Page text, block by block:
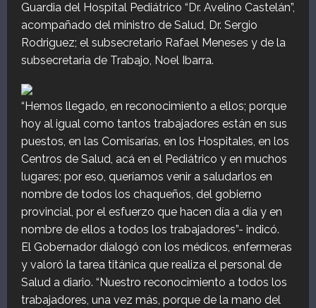
Guardia del Hospital Pediátrico “Dr. Avelino Castelán”,
acompañado del ministro de Salud, Dr. Sergio
Rodriguez; el subsecretario Rafael Meneses y de la
subsecretaria de Trabajo, Noel Ibarra.
“Hemos llegado, en reconocimiento a ellos; porque
hoy al igual como tantos trabajadores están en sus
puestos, en las Comisarías, en los Hospitales, en los
Centros de Salud, acá en el Pediátrico y en muchos
lugares; por eso, queríamos venir a saludarlos en
nombre de todos los chaqueños, del gobierno
provincial, por el esfuerzo que hacen día a día y en
nombre de ellos a todos los trabajadores”- indicó.
El Gobernador dialogó con los médicos, enfermeras
y valoró la tarea titánica que realiza el personal de
Salud a diario. “Nuestro reconocimiento a todos los
trabajadores, una vez más, porque de la mano del